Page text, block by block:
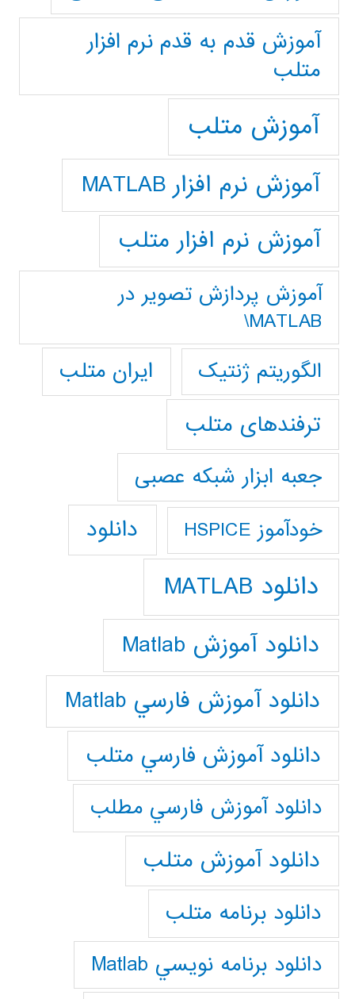
آموزش قدم به قدم نرم افزار
متلب
آموزش متلب
آموزش نرم افزار MATLAB
آموزش نرم افزار متلب
آموزش پردازش تصوير در
MATLAB\
الگوریتم ژنتیک
ایران متلب
ترفندهای متلب
جعبه ابزار شبکه عصبی
خودآموز HSPICE دانلود
دانلود MATLAB
دانلود آموزش Matlab
دانلود آموزش فارسي Matlab
دانلود آموزش فارسي متلب
دانلود آموزش فارسي مطلب
دانلود آموزش متلب
دانلود برنامه متلب
دانلود برنامه نويسي Matlab